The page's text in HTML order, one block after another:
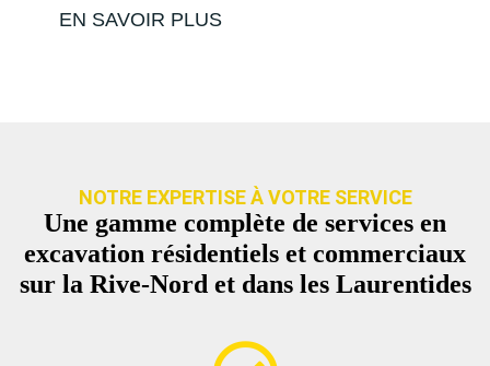
EN SAVOIR PLUS
NOTRE EXPERTISE À VOTRE SERVICE
Une gamme complète de services en
excavation résidentiels et commerciaux
sur la Rive-Nord et dans les Laurentides